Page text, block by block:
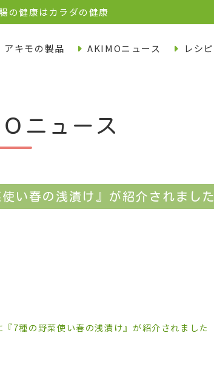
の健康はカラダの健康
アキモの製品 AKIMOニュース レシピ
ニュース
い春の浅漬け』が紹介されました
7種の野菜使い春の浅漬け』が紹介されました